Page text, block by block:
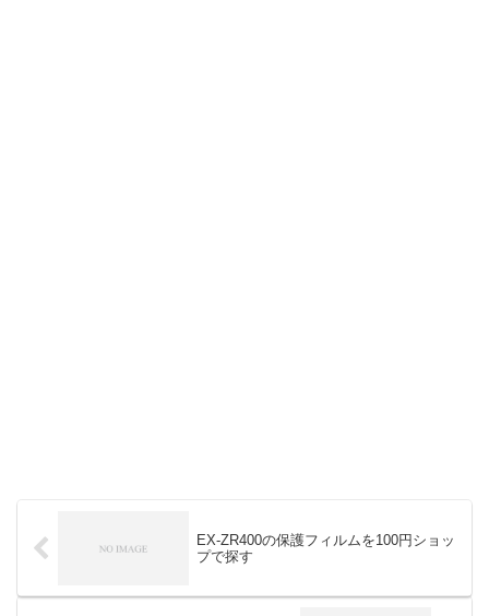
EX-ZR400の保護フィルムを100円ショッ
プで探す